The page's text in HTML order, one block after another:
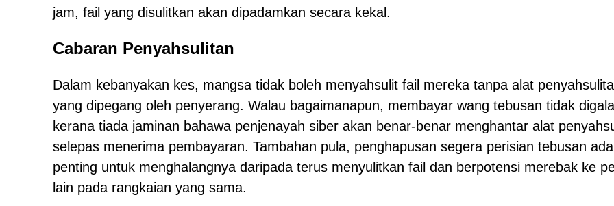
jam, fail yang disulitkan akan dipadamkan secara kekal.
Cabaran Penyahsulitan
Dalam kebanyakan kes, mangsa tidak boleh menyahsulit fail mereka tanpa alat
yang dipegang oleh penyerang. Walau bagaimanapun, membayar wang tebusan tidak
kerana tiada jaminan bahawa penjenayah siber akan benar-benar menghantar alat
selepas menerima pembayaran. Tambahan pula, penghapusan segera perisian tebusan
penting untuk menghalangnya daripada terus menyulitkan fail dan berpotensi merebak ke
lain pada rangkaian yang sama.